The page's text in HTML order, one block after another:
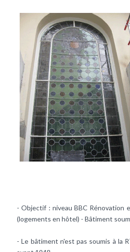
- Objectif : niveau BBC Rénovation
(logements en hôtel) - Bâtiment
- Le bâtiment n'est pas soumis à la